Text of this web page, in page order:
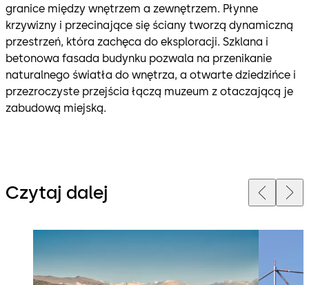
granice między wnętrzem a zewnętrzem. Płynne
krzywizny i przecinające się ściany tworzą dynamiczną
przestrzeń, która zachęca do eksploracji. Szklana i
betonowa fasada budynku pozwala na przenikanie
naturalnego światła do wnętrza, a otwarte dziedzińce i
przezroczyste przejścia łączą muzeum z otaczającą je
zabudową miejską.
Czytaj dalej